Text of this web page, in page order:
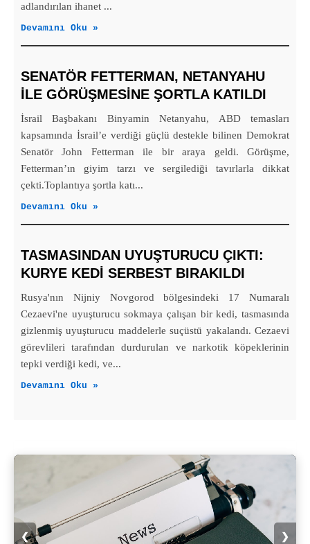
adlandırılan ihanet ...
Devamını Oku »
SENATÖR FETTERMAN, NETANYAHU
ILE GÖRÜŞMESINE ŞORTLA KATILDI
İsrail Başbakanı Binyamin Netanyahu, ABD temasları
kapsamında İsrail’e verdiği güçlü destekle bilinen Demokrat
Senatör John Fetterman ile bir araya geldi. Görüşme,
Fetterman’ın giyim tarzı ve sergilediği tavırlarla dikkat
çekti.Toplantıya şortla katı...
Devamını Oku »
TASMASINDAN UYUŞTURUCU ÇIKTI:
KURYE KEDI SERBEST BIRAKILDI
Rusya'nın Nijniy Novgorod bölgesindeki 17 Numaralı
Cezaevi'ne uyuşturucu sokmaya çalışan bir kedi, tasmasında
gizlenmiş uyuşturucu maddelerle suçüstü yakalandı. Cezaevi
görevlileri tarafından durdurulan ve narkotik köpeklerinin
tepki verdiği kedi, ve...
Devamını Oku »
❮ ❯